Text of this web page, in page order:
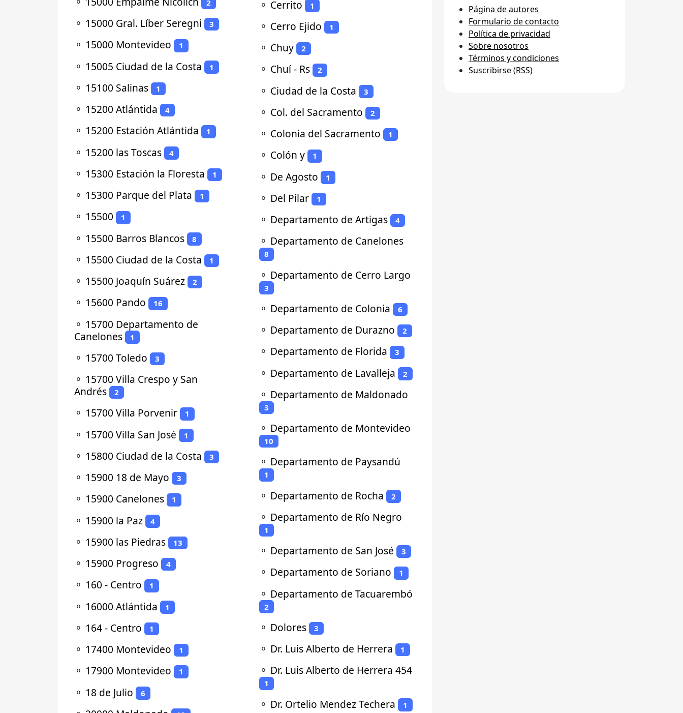
2
⚬ 15000 Gral. Líber Seregni 3
⚬ 15000 Montevideo 1
⚬ 15005 Ciudad de la Costa 1
⚬ 15100 Salinas 1
⚬ 15200 Atlántida 4
⚬ 15200 Estación Atlántida 1
⚬ 15200 las Toscas 4
⚬ 15300 Estación la Floresta 1
⚬ 15300 Parque del Plata 1
⚬ 15500 1
⚬ 15500 Barros Blancos 8
⚬ 15500 Ciudad de la Costa 1
⚬ 15500 Joaquín Suárez 2
⚬ 15600 Pando 16
⚬ 15700 Departamento de
Canelones
1
⚬ 15700 Toledo 3
⚬ 15700 Villa Crespo y San
Andrés
2
⚬ 15700 Villa Porvenir 1
⚬ 15700 Villa San José 1
⚬ 15800 Ciudad de la Costa 3
⚬ 15900 18 de Mayo 3
⚬ 15900 Canelones 1
⚬ 15900 la Paz 4
⚬ 15900 las Piedras 13
⚬ 15900 Progreso 4
⚬ 160 - Centro 1
⚬ 16000 Atlántida 1
⚬ 164 - Centro 1
⚬ 17400 Montevideo 1
⚬ 17900 Montevideo 1
⚬ 18 de Julio 6
⚬ Cerrito 1
⚬ Cerro Ejido 1
⚬ Chuy 2
⚬ Chuí - Rs 2
⚬ Ciudad de la Costa 3
⚬ Col. del Sacramento 2
⚬ Colonia del Sacramento 1
⚬ Colón y 1
⚬ De Agosto 1
⚬ Del Pilar 1
⚬ Departamento de Artigas 4
⚬ Departamento de Canelones
8
⚬ Departamento de Cerro Largo
3
⚬ Departamento de Colonia 6
⚬ Departamento de Durazno 2
⚬ Departamento de Florida 3
⚬ Departamento de Lavalleja 2
⚬ Departamento de Maldonado
3
⚬ Departamento de Montevideo
10
⚬ Departamento de Paysandú
1
⚬ Departamento de Rocha 2
⚬ Departamento de Río Negro
1
⚬ Departamento de San José 3
⚬ Departamento de Soriano 1
⚬ Departamento de Tacuarembó
2
⚬ Dolores 3
⚬ Dr. Luis Alberto de Herrera 1
⚬ Dr. Luis Alberto de Herrera 454
1
⚬ Dr. Ortelio Mendez Techera 1
Página de autores
Formulario de contacto
Política de privacidad
Sobre nosotros
Términos y condiciones
Suscribirse (RSS)